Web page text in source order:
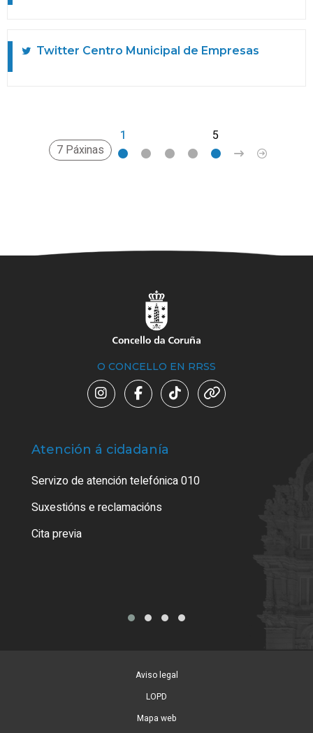
Twitter Centro Municipal de Empresas
7 Páxinas
1 5
O CONCELLO EN RRSS
Atención á cidadanía
Servizo de atención telefónica 010
Suxestións e reclamacións
Cita previa
Aviso legal
LOPD
Mapa web